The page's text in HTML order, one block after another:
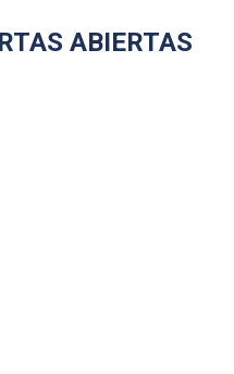
ABIERTAS